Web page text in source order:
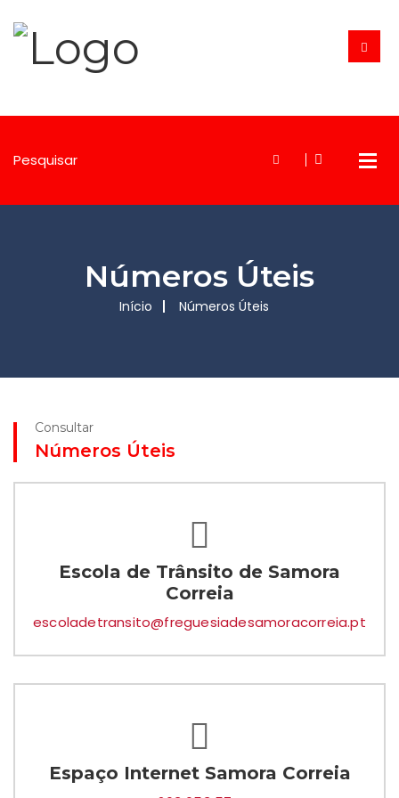
Números Úteis
Início Números Úteis
Consultar
Números Úteis
Escola de Trânsito de Samora
Correia
escoladetransito@freguesiadesamoracorreia.pt
Espaço Internet Samora Correia